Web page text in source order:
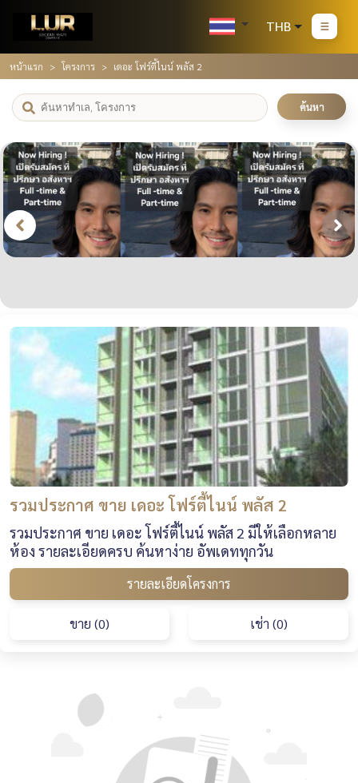
THB
หน้าแรก โครงการ เดอะ โฟร์ตี้ไนน์ พลัส 2
ค้นหา
รวมประกาศ ขาย เดอะ โฟร์ตี้ไนน์ พลัส 2
รวมประกาศ ขาย เดอะ โฟร์ตี้ไนน์ พลัส 2 มีให้เลือกหลาย
ห้อง รายละเอียดครบ ค้นหาง่าย อัพเดททุกวัน
รายละเอียดโครงการ
ขาย (0) เช่า (0)